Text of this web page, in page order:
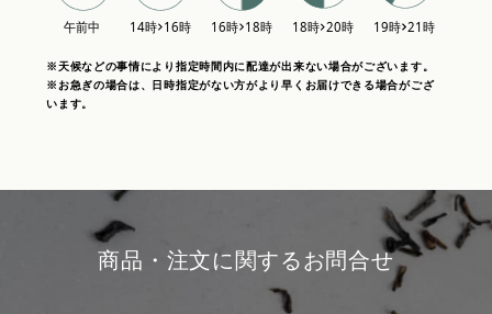
※天候などの事情により指定時間内に配達が出来ない場合がございます。
※お急ぎの場合は、日時指定がない方がより早くお届けできる場合がござ
います。
商品・注文に関するお問合せ